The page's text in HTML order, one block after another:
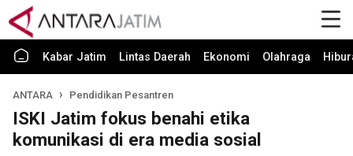
Kabar Jatim Lintas Daerah Ekonomi Olahraga
ANTARA Pendidikan Pesantren
ISKI Jatim fokus benahi etika
komunikasi di era media sosial